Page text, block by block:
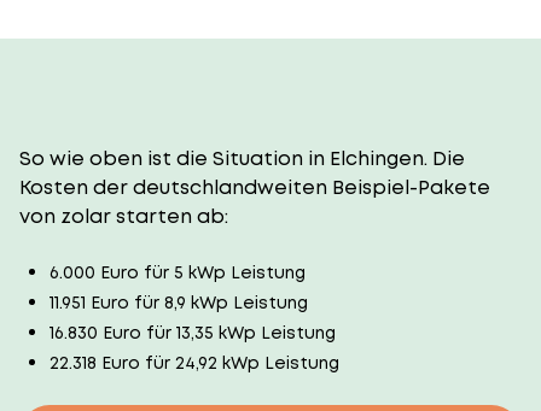
So wie oben ist die Situation in Elchingen. Die
Kosten der deutschlandweiten Beispiel-Pakete
von zolar starten ab:
6.000 Euro für 5 kWp Leistung
11.951 Euro für 8,9 kWp Leistung
16.830 Euro für 13,35 kWp Leistung
22.318 Euro für 24,92 kWp Leistung